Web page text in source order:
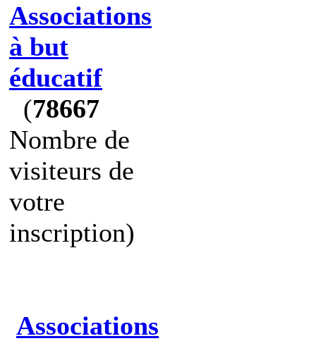
Associations
à but
éducatif
(78667
Nombre de
visiteurs de
votre
inscription)
Associations